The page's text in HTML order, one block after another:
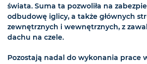
świata. Suma ta pozwoliła na
odbudowę iglicy, a także głównych
zewnętrznych i wewnętrznych, z
dachu na czele.
Pozostają nadal do wykonania prace